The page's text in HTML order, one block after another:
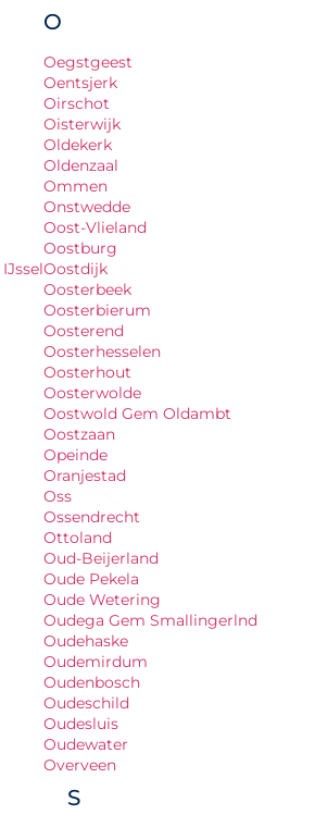
O
Oegstgeest
Oentsjerk
Oirschot
Oisterwijk
Oldekerk
Oldenzaal
Ommen
Onstwedde
Oost-Vlieland
Oostburg
Oostdijk
Oosterbeek
Oosterbierum
Oosterend
Oosterhesselen
Oosterhout
Oosterwolde
Oostwold Gem Oldambt
Oostzaan
Opeinde
Oranjestad
Oss
Ossendrecht
Ottoland
Oud-Beijerland
Oude Pekela
Oude Wetering
Oudega Gem Smallingerlnd
Oudehaske
Oudemirdum
Oudenbosch
Oudeschild
Oudesluis
Oudewater
Overveen
S